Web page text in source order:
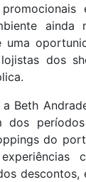
ainda
uma
dos
Beth
do